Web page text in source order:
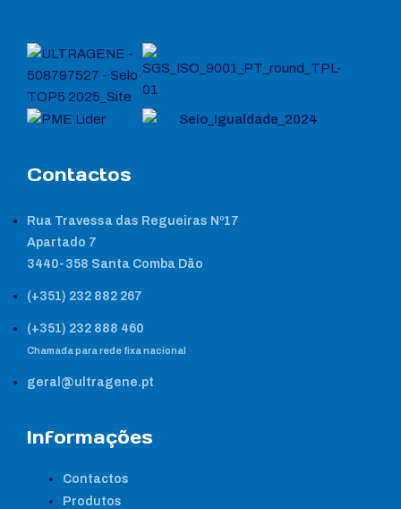
Contactos
Rua Travessa das Regueiras Nº17
Apartado 7
3440-358 Santa Comba Dão
(+351) 232 882 267
(+351) 232 888 460
Chamada para rede fixa nacional
geral@ultragene.pt
Informações
Contactos
Produtos